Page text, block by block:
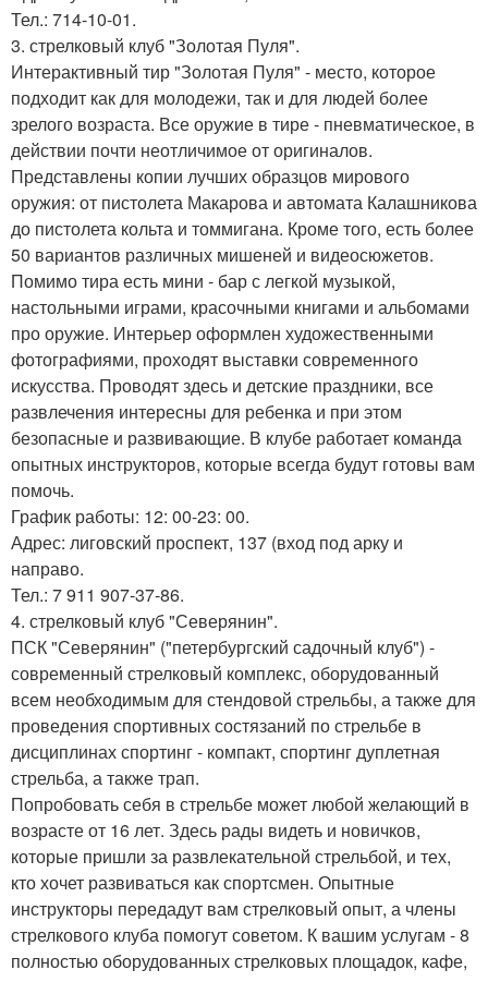
Тел.: 714-10-01.
3. стрелковый клуб "Золотая Пуля".
Интерактивный тир "Золотая Пуля" - место, которое
подходит как для молодежи, так и для людей более
зрелого возраста. Все оружие в тире - пневматическое, в
действии почти неотличимое от оригиналов.
Представлены копии лучших образцов мирового
оружия: от пистолета Макарова и автомата Калашникова
до пистолета кольта и томмигана. Кроме того, есть более
50 вариантов различных мишеней и видеосюжетов.
Помимо тира есть мини - бар с легкой музыкой,
настольными играми, красочными книгами и альбомами
про оружие. Интерьер оформлен художественными
фотографиями, проходят выставки современного
искусства. Проводят здесь и детские праздники, все
развлечения интересны для ребенка и при этом
безопасные и развивающие. В клубе работает команда
опытных инструкторов, которые всегда будут готовы вам
помочь.
График работы: 12: 00-23: 00.
Адрес: лиговский проспект, 137 (вход под арку и
направо.
Тел.: 7 911 907-37-86.
4. стрелковый клуб "Северянин".
ПСК "Северянин" ("петербургский садочный клуб") -
современный стрелковый комплекс, оборудованный
всем необходимым для стендовой стрельбы, а также для
проведения спортивных состязаний по стрельбе в
дисциплинах спортинг - компакт, спортинг дуплетная
стрельба, а также трап.
Попробовать себя в стрельбе может любой желающий в
возрасте от 16 лет. Здесь рады видеть и новичков,
которые пришли за развлекательной стрельбой, и тех,
кто хочет развиваться как спортсмен. Опытные
инструкторы передадут вам стрелковый опыт, а члены
стрелкового клуба помогут советом. К вашим услугам - 8
полностью оборудованных стрелковых площадок, кафе,